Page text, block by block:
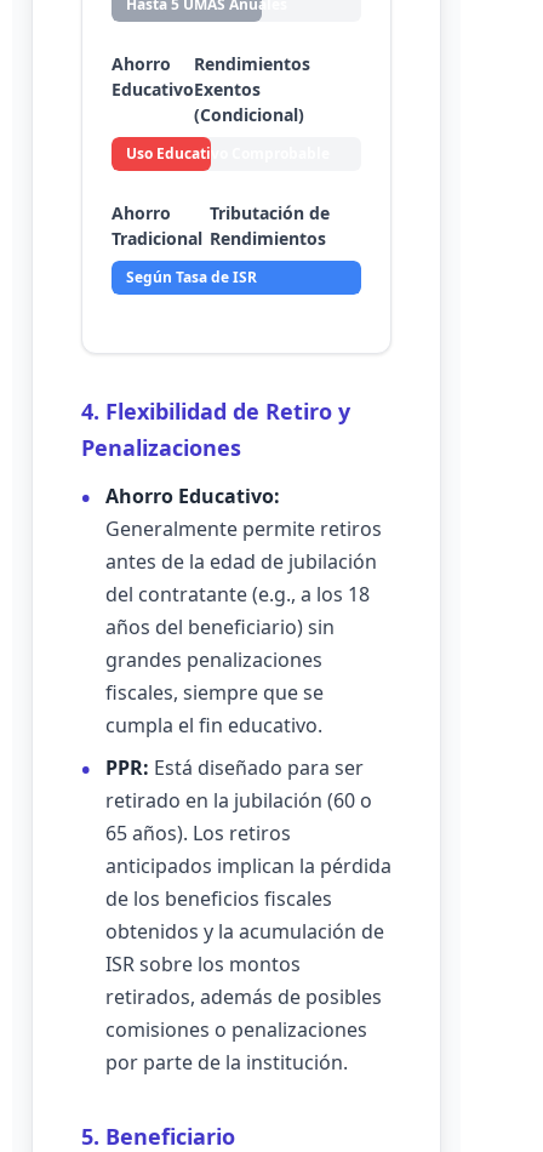
Hasta 5 UMAS Anuales
Ahorro
Educativo
Rendimientos
Exentos
(Condicional)
Uso Educativo Comprobable
Ahorro
Tradicional
Tributación de
Rendimientos
Según Tasa de ISR
4. Flexibilidad de Retiro y
Penalizaciones
Ahorro Educativo:
Generalmente permite retiros
antes de la edad de jubilación
del contratante (e.g., a los 18
años del beneficiario) sin
grandes penalizaciones
fiscales, siempre que se
cumpla el fin educativo.
PPR: Está diseñado para ser
retirado en la jubilación (60 o
65 años). Los retiros
anticipados implican la pérdida
de los beneficios fiscales
obtenidos y la acumulación de
ISR sobre los montos
retirados, además de posibles
comisiones o penalizaciones
por parte de la institución.
5. Beneficiario